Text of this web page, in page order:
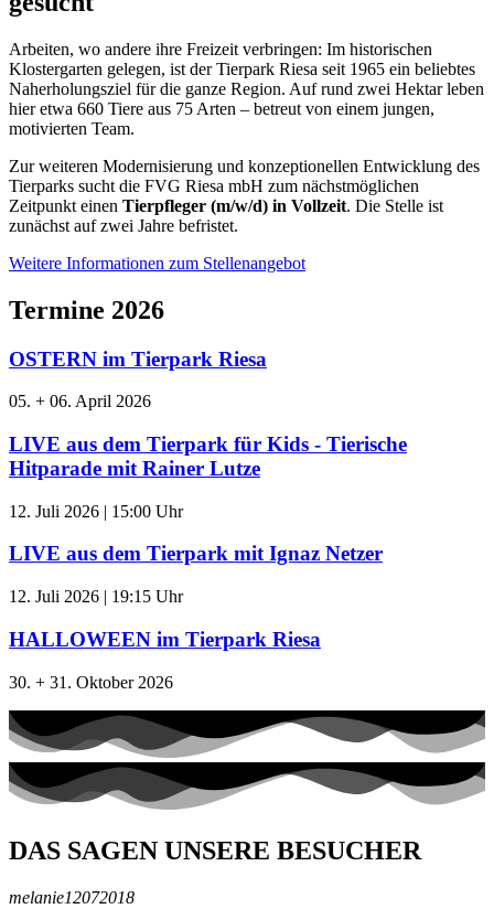
Arbeiten, wo andere ihre Freizeit verbringen: Im historischen
Klostergarten gelegen, ist der Tierpark Riesa seit 1965 ein beliebtes
Naherholungsziel für die ganze Region. Auf rund zwei Hektar leben
hier etwa 660 Tiere aus 75 Arten – betreut von einem jungen,
motivierten Team.
Zur weiteren Modernisierung und konzeptionellen Entwicklung des
Tierparks sucht die FVG Riesa mbH zum nächstmöglichen
Zeitpunkt einen Tierpfleger (m/w/d) in Vollzeit. Die Stelle ist
zunächst auf zwei Jahre befristet.
Weitere Informationen zum Stellenangebot
Termine 2026
OSTERN im Tierpark Riesa
05. + 06. April 2026
LIVE aus dem Tierpark für Kids - Tierische
Hitparade mit Rainer Lutze
12. Juli 2026 | 15:00 Uhr
LIVE aus dem Tierpark mit Ignaz Netzer
12. Juli 2026 | 19:15 Uhr
HALLOWEEN im Tierpark Riesa
30. + 31. Oktober 2026
DAS SAGEN UNSERE BESUCHER
melanie12072018